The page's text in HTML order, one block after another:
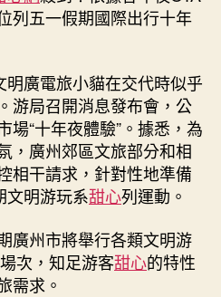
旅
親
歷
帶
甜
心
甜
包
養
你
玩
列五一假期國際出行十年
廣電旅小貓在交代時似乎
游局召開消息發布會，公
場“十年夜體驗”。據悉，為
，廣州郊區文旅部分和相
相干請求，針對性地準備
文明游玩系甜心列運動。
廣州市將舉行各類文明游
次，知足游客甜心的特性
需求。